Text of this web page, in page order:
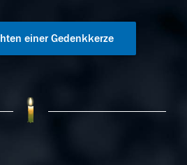
einer Gedenkkerze